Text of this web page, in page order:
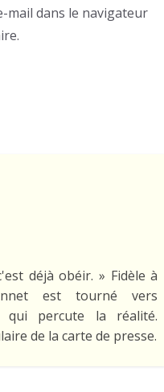
mail dans le navigateur
déjà obéir. » Fidèle à
est tourné vers
qui percute la réalité.
de la carte de presse.